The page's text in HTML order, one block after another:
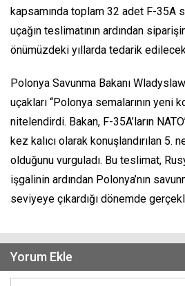
kapsamında toplam 32 adet F-35A
uçağın teslimatının ardından
önümüzdeki yıllarda tedarik
Polonya Savunma Bakanı
uçakları “Polonya semalarının yeni
nitelendirdi. Bakan, F-35A’ların
kez kalıcı olarak konuşlandırılan 5.
olduğunu vurguladı. Bu teslimat,
işgalinin ardından Polonya’nın
seviyeye çıkardığı dönemde
Yorum Ekle